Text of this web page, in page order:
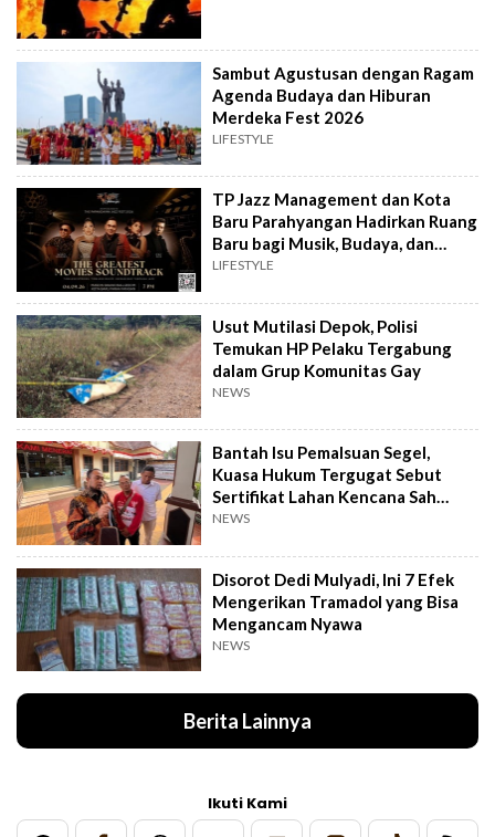
Sambut Agustusan dengan Ragam
Agenda Budaya dan Hiburan
Merdeka Fest 2026
LIFESTYLE
TP Jazz Management dan Kota
Baru Parahyangan Hadirkan Ruang
Baru bagi Musik, Budaya, dan
Komunitas
LIFESTYLE
Usut Mutilasi Depok, Polisi
Temukan HP Pelaku Tergabung
dalam Grup Komunitas Gay
NEWS
Bantah Isu Pemalsuan Segel,
Kuasa Hukum Tergugat Sebut
Sertifikat Lahan Kencana Sah
Lewat PTSL
NEWS
Disorot Dedi Mulyadi, Ini 7 Efek
Mengerikan Tramadol yang Bisa
Mengancam Nyawa
NEWS
Berita Lainnya
Ikuti Kami